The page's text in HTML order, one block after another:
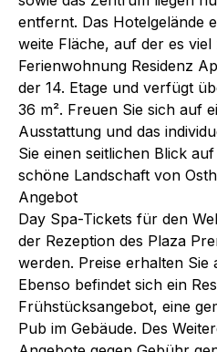
entfernt. Das Hotelgelände
weite Fläche, auf der es
Ferienwohnung Residenz
der 14. Etage und verfügt
36 m². Freuen Sie sich auf
Ausstattung und das
Sie einen seitlichen Blick
schöne Landschaft von
Angebot
Day Spa-Tickets für den
der Rezeption des Plaza
werden. Preise erhalten
Ebenso befindet sich ein
Frühstücksangebot, eine
Pub im Gebäude. Des